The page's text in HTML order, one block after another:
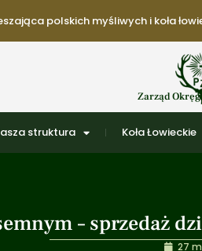
polskich myśliwych i koła
Zarząd
struktura Koła Łowieckie
– sprzedaż
27